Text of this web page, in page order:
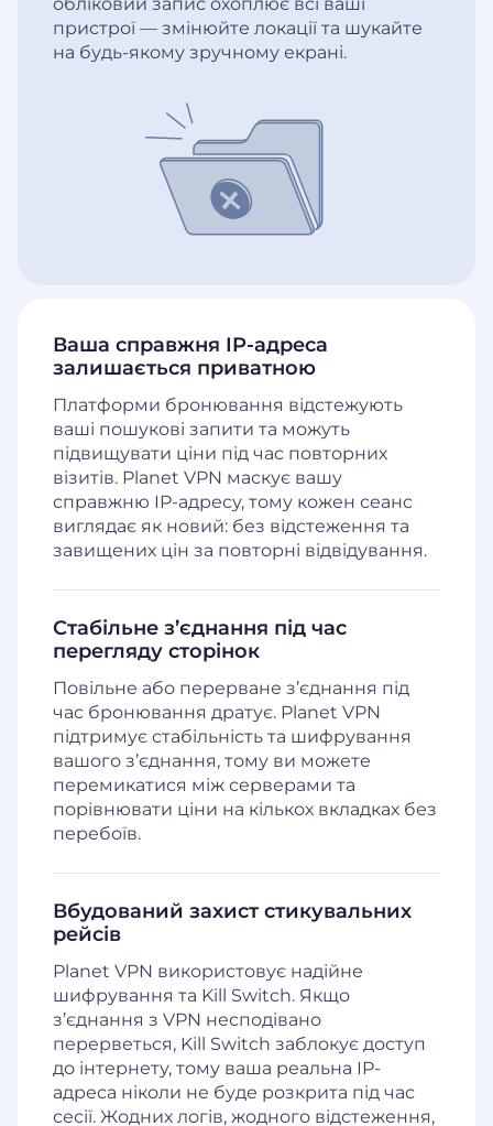
Ваша справжня IP-адреса
залишається приватною
Платформи бронювання відстежують
ваші пошукові запити та можуть
підвищувати ціни під час повторних
візитів. Planet VPN маскує вашу
справжню IP-адресу, тому кожен сеанс
виглядає як новий: без відстеження та
завищених цін за повторні відвідування.
Стабільне з’єднання під час
перегляду сторінок
Повільне або перерване з’єднання під
час бронювання дратує. Planet VPN
підтримує стабільність та шифрування
вашого з’єднання, тому ви можете
перемикатися між серверами та
порівнювати ціни на кількох вкладках без
перебоїв.
Вбудований захист стикувальних
рейсів
Planet VPN використовує надійне
шифрування та Kill Switch. Якщо
з’єднання з VPN несподівано
перерветься, Kill Switch заблокує доступ
до інтернету, тому ваша реальна IP-
адреса ніколи не буде розкрита під час
сесії. Жодних логів, жодного відстеження,
пристрої — змінюйте локації та шукайте
на будь-якому зручному екрані.